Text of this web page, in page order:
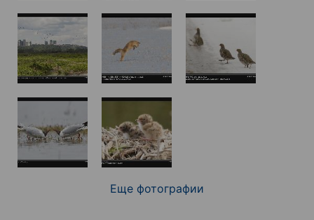
Еще фотографии